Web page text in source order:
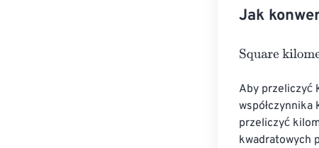
Jak
Square
Aby przeliczyć
przeliczyć
kwadratowych